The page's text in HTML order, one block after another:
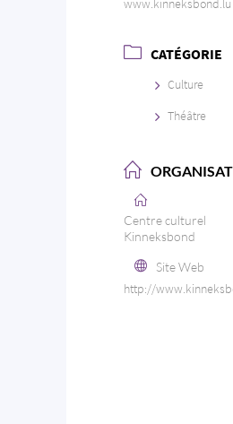
www.kinneksbond.lu
CATÉGORIE
Culture
Théâtre
Centre culturel
Kinneksbond
Site Web
http://